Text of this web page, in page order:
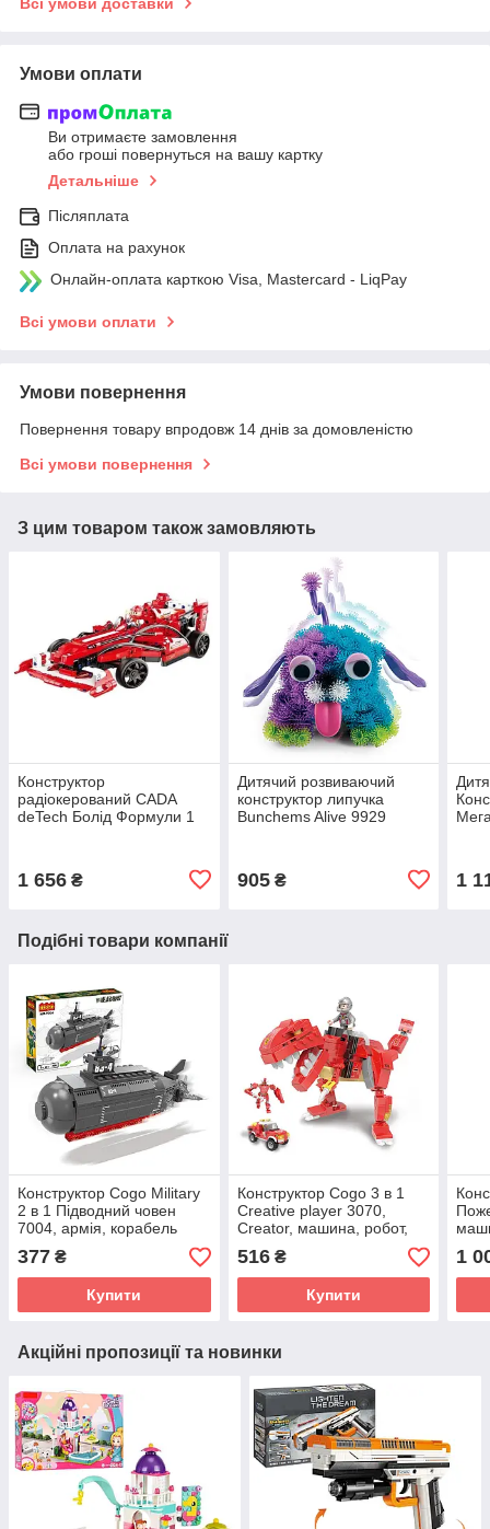
Умови оплати
Ви отримаєте замовлення
або гроші повернуться на вашу картку
Детальніше
Післяплата
Оплата на рахунок
Онлайн-оплата карткою Visa, Mastercard - LiqPay
Всі умови оплати
Умови повернення
Повернення товару впродовж 14 днів за домовленістю
Всі умови повернення
З цим товаром також замовляють
Конструктор
радіокерований CADA
deTech Болід Формули 1
1 656 ₴
Дитячий розвиваючий
конструктор липучка
Bunchems Alive 9929
905₴ 1
Подібні товари компанії
Конструктор Cogo Military
2 в 1 Підводний човен
7004, армія, корабель
авіаносець, 160 дет.,
блоковий, іграшка
377 ₴
Купити
Конструктор Cogo 3 в 1
Creative player 3070,
Creator, машина, робот,
динозавр, 262 дет.,
фігурка, пластиковий,
блоковий
516₴
Купити
1
Акційні пропозиції та новинки